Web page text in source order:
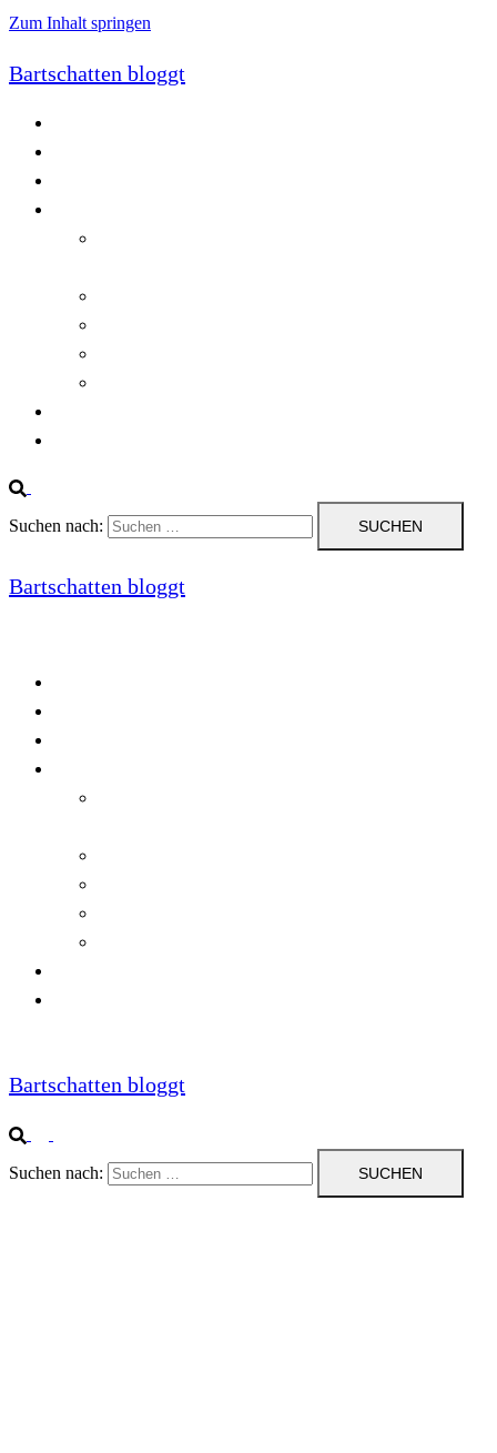
Zum Inhalt springen
Bartschatten bloggt
Suchen nach:
Bartschatten bloggt
Bartschatten bloggt
Suchen nach: